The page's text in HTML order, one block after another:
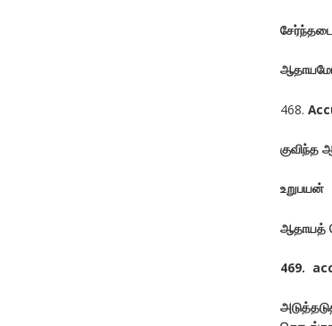
ஆதாயமோ
468.
குவிந்த
உறுபயன்
ஆதாயத்
469.